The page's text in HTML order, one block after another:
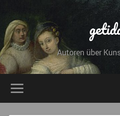
Autoren über